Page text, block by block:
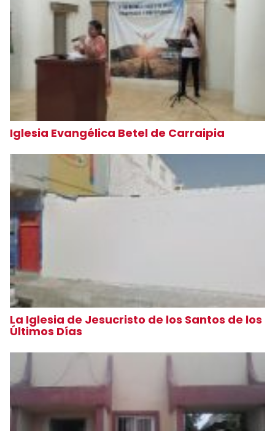
Iglesia Evangélica Betel de Carraipia
La Iglesia de Jesucristo de los Santos de los
Últimos Días